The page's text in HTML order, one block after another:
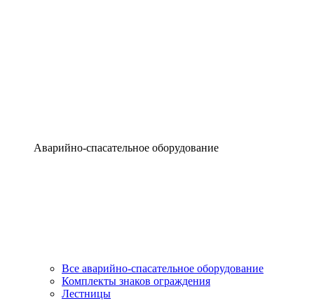
Аварийно-спасательное оборудование
Все аварийно-спасательное оборудование
Комплекты знаков ограждения
Лестницы